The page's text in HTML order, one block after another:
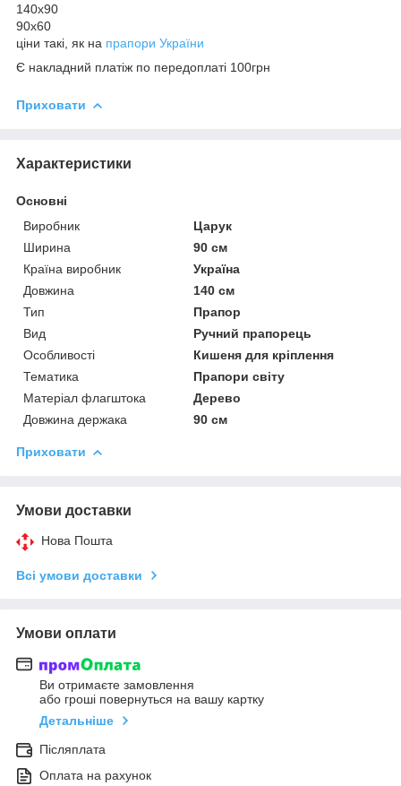
140х90
90х60
ціни такі, як на прапори України
Є накладний платіж по передоплаті 100грн
Приховати
Характеристики
Основні
Виробник
Царук
Ширина
90 см
Країна виробник
Україна
Довжина
140 см
Тип
Прапор
Вид
Ручний прапорець
Особливості
Кишеня для кріплення
Тематика
Прапори світу
Матеріал флагштока
Дерево
Довжина держака
90 см
Приховати
Умови доставки
Нова Пошта
Всі умови доставки
Умови оплати
Ви отримаєте замовлення
або гроші повернуться на вашу картку
Детальніше
Післяплата
Оплата на рахунок